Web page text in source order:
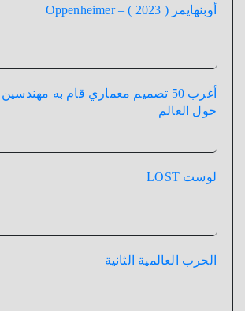
أوبنهايمر ( 2023 ) – Oppenheimer
أغرب 50 تصميم معماري قام به مهندسين
حول العالم
لوست LOST
الحرب العالمية الثانية